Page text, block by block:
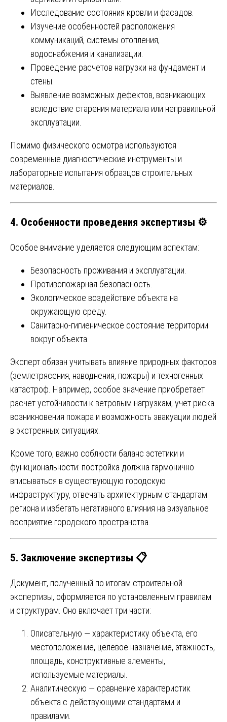
Исследование состояния кровли и фасадов.
Изучение особенностей расположения
коммуникаций, системы отопления,
водоснабжения и канализации.
Проведение расчетов нагрузки на фундамент и
стены.
Выявление возможных дефектов, возникающих
вследствие старения материала или неправильной
эксплуатации.
Помимо физического осмотра используются
современные диагностические инструменты и
лабораторные испытания образцов строительных
материалов.
4. Особенности проведения экспертизы ⚙️
Особое внимание уделяется следующим аспектам:
Безопасность проживания и эксплуатации.
Противопожарная безопасность.
Экологическое воздействие объекта на
окружающую среду.
Санитарно-гигиеническое состояние территории
вокруг объекта.
Эксперт обязан учитывать влияние природных факторов
(землетрясения, наводнения, пожары) и техногенных
катастроф. Например, особое значение приобретает
расчет устойчивости к ветровым нагрузкам, учет риска
возникновения пожара и возможность эвакуации людей
в экстренных ситуациях.
Кроме того, важно соблюсти баланс эстетики и
функциональности: постройка должна гармонично
вписываться в существующую городскую
инфраструктуру, отвечать архитектурным стандартам
региона и избегать негативного влияния на визуальное
восприятие городского пространства.
5. Заключение экспертизы 📋
Документ, полученный по итогам строительной
экспертизы, оформляется по установленным правилам
и структурам. Оно включает три части:
Описательную — характеристику объекта, его
местоположение, целевое назначение, этажность,
площадь, конструктивные элементы,
используемые материалы.
Аналитическую — сравнение характеристик
объекта с действующими стандартами и
правилами.